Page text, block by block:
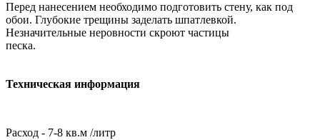
Перед нанесением необходимо подготовить стену, как под
обои. Глубокие трещины заделать шпатлевкой.
Незначительные неровности скроют частицы
песка.
Техническая информация
Расход - 7-8 кв.м /литр